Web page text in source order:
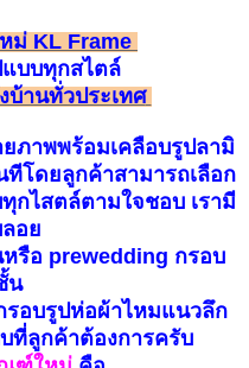
ม่ KL Frame
แบบทุกสไตล์
านทั่วประเทศ
ภาพพร้อมเคลือบรูปลามิ
โดยลูกค้าสามารถเลือก
กไสตล์ตามใจชอบ เรามี
อย
รือ prewedding กรอบ
น
อบรูปห่อผ้าไหมแนวลึก
ที่ลูกค้าต้องการครับ